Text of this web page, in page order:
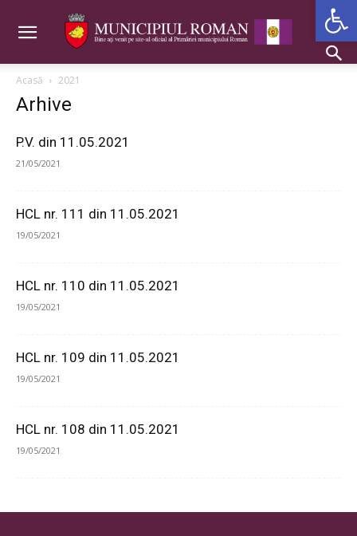
Acasă 2021
Arhive
P.V. din 11.05.2021
21/05/2021
HCL nr. 111 din 11.05.2021
19/05/2021
HCL nr. 110 din 11.05.2021
19/05/2021
HCL nr. 109 din 11.05.2021
19/05/2021
HCL nr. 108 din 11.05.2021
19/05/2021